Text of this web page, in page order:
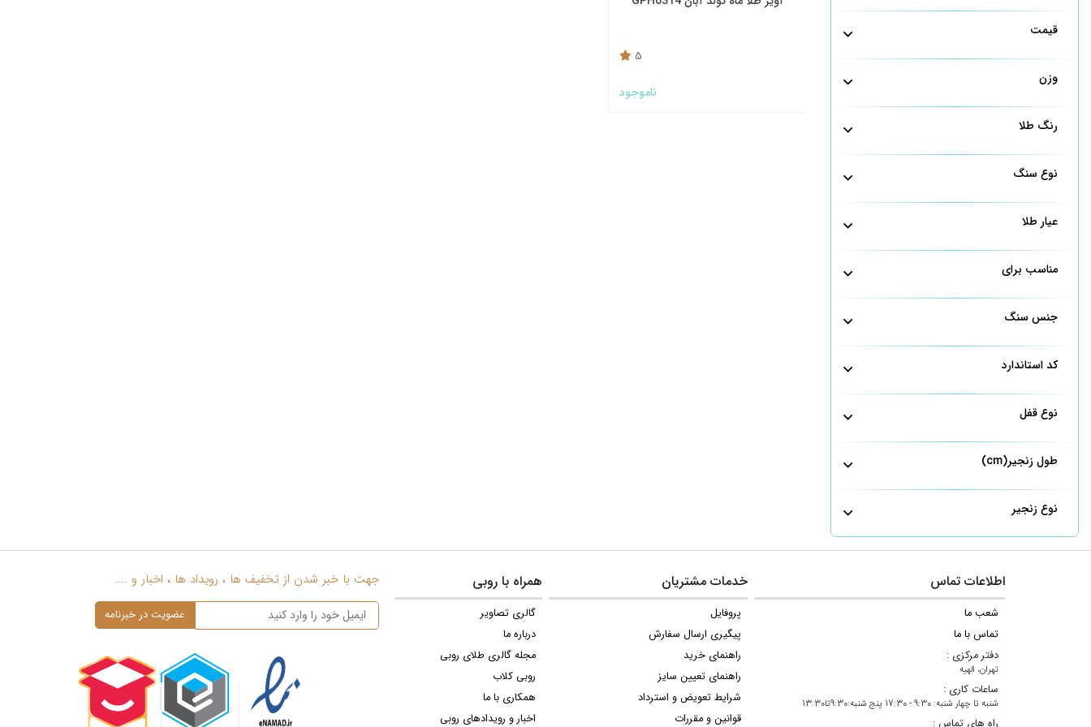
قیمت
وزن
رنگ طلا
نوع سنگ
عیار طلا
مناسب برای
جنس سنگ
کد استاندارد
نوع قفل
طول زنجیر(cm)
نوع زنجیر
5
ناموجود
اطلاعات تماس
شعب ما
تماس با ما
دفتر مرکزی :
تهران، الهیه
ساعات کاری :
شنبه تا چهار شنبه: 9:30 - 17:30 پنج شنبه:9:30تا13:30
راه های تماس :
خدمات مشتریان
پروفایل
پیگیری ارسال سفارش
راهنمای خرید
راهنمای تعیین سایز
شرایط تعویض و استرداد
قوانین و مقررات
همراه با روبی
گالری تصاویر
درباره ما
مجله گالری طلای روبی
روبی کلاب
همکاری با ما
اخبار و رویدادهای روبی
جهت با خبر شدن از تخفیف ها ، رویداد ها ، اخبار و ....